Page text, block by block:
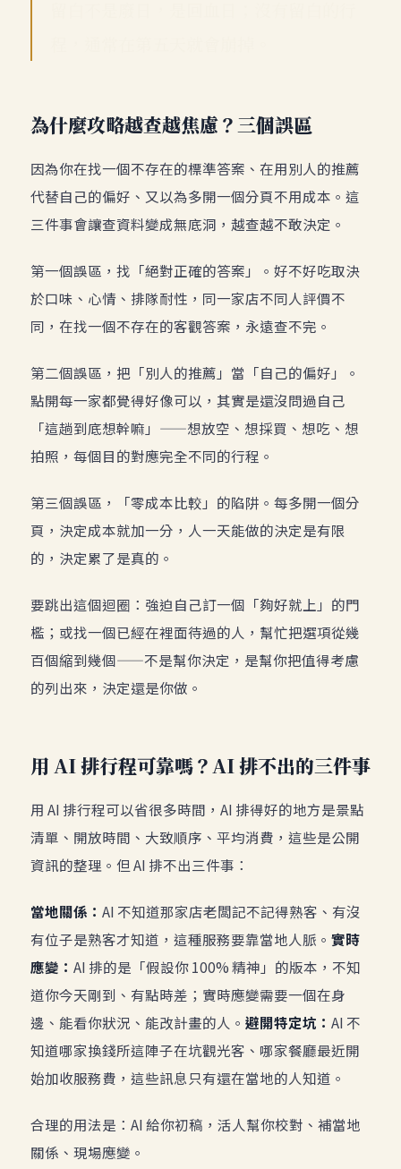
為什麼攻略越查越焦慮？三個誤區
因為你在找一個不存在的標準答案、在用別人的推薦
代替自己的偏好、又以為多開一個分頁不用成本。這
三件事會讓查資料變成無底洞，越查越不敢決定。
第一個誤區，找「絕對正確的答案」。好不好吃取決
於口味、心情、排隊耐性，同一家店不同人評價不
同，在找一個不存在的客觀答案，永遠查不完。
第二個誤區，把「別人的推薦」當「自己的偏好」。
點開每一家都覺得好像可以，其實是還沒問過自己
「這趟到底想幹嘛」——想放空、想採買、想吃、想
拍照，每個目的對應完全不同的行程。
第三個誤區，「零成本比較」的陷阱。每多開一個分
頁，決定成本就加一分，人一天能做的決定是有限
的，決定累了是真的。
要跳出這個迴圈：強迫自己訂一個「夠好就上」的門
檻；或找一個已經在裡面待過的人，幫忙把選項從幾
百個縮到幾個——不是幫你決定，是幫你把值得考慮
的列出來，決定還是你做。
用 AI 排行程可靠嗎？AI 排不出的三件事
用 AI 排行程可以省很多時間，AI 排得好的地方是景點
清單、開放時間、大致順序、平均消費，這些是公開
資訊的整理。但 AI 排不出三件事：
當地關係： AI 不知道那家店老闆記不記得熟客、有沒
有位子是熟客才知道，這種服務要靠當地人脈。 實時
應變： AI 排的是「假設你 100% 精神」的版本，不知
道你今天剛到、有點時差；實時應變需要一個在身
邊、能看你狀況、能改計畫的人。 避開特定坑： AI 不
知道哪家換錢所這陣子在坑觀光客、哪家餐廳最近開
始加收服務費，這些訊息只有還在當地的人知道。
合理的用法是：AI 給你初稿，活人幫你校對、補當地
關係、現場應變。